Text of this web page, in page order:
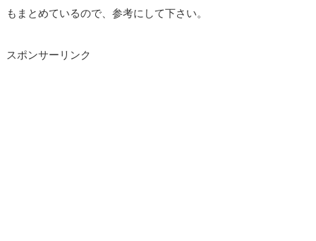
もまとめているので、参考にして下さい。
スポンサーリンク